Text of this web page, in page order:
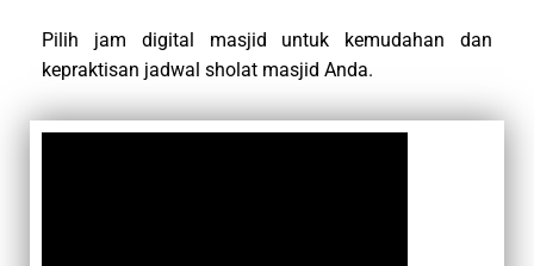
Pilih jam digital masjid untuk kemudahan dan
kepraktisan jadwal sholat masjid Anda.